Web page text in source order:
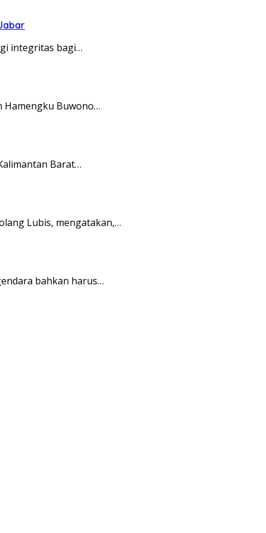
integritas bagi…
Hamengku Buwono…
Barat…
Lubis, mengatakan,…
bahkan harus…